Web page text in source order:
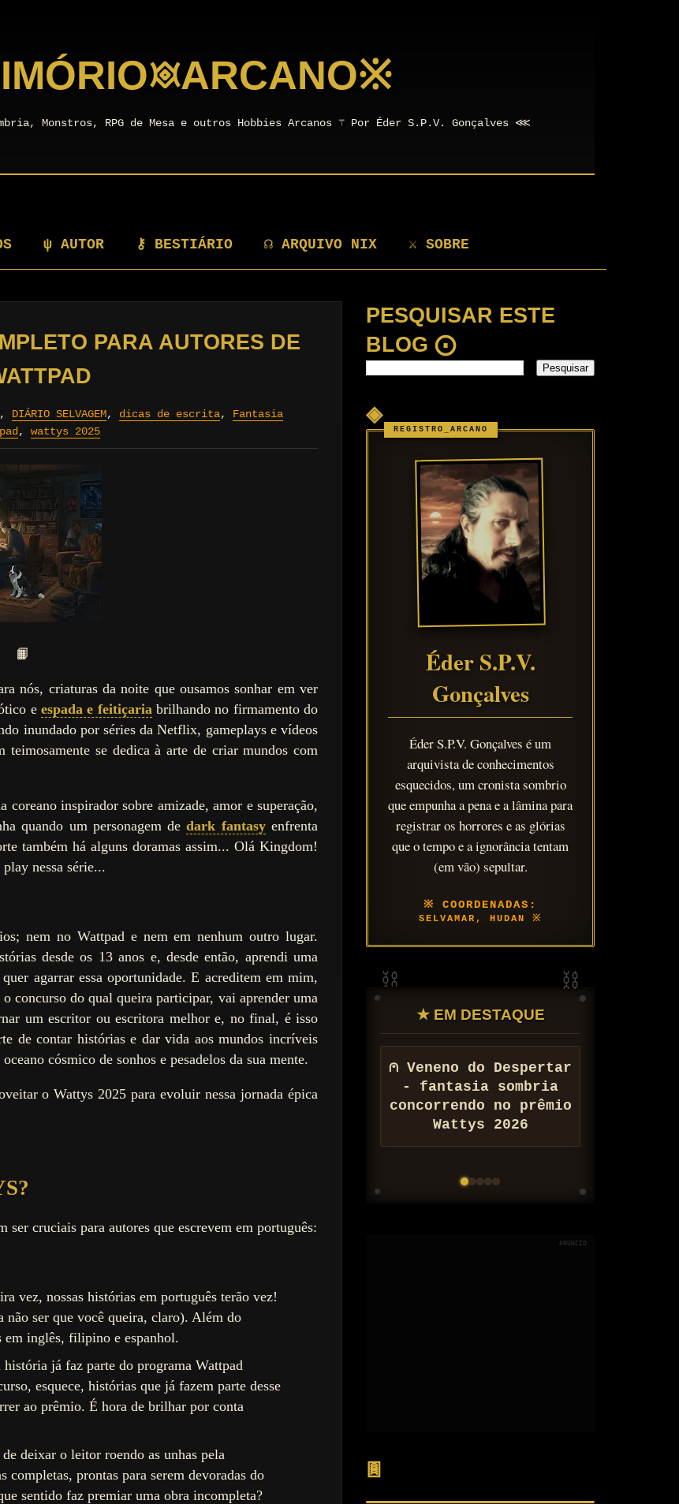
𖥜ARCANO※
Monstros, RPG de Mesa e outros Hobbies Arcanos ⚚ Por Éder S.P.V. Gonçalves ⋘
ψ AUTOR ⚷ BESTIÁRIO ☊ ARQUIVO NIX ⚔ SOBRE
PARA AUTORES DE
, DIÁRIO SELVAGEM, dicas de escrita, Fantasia
, wattys 2025
📙
criaturas da noite que ousamos sonhar em ver
e espada e feitiçariabrilhando no firmamento do
inundado por séries da Netflix, gameplays e vídeos
teimosamente se dedica à arte de criar mundos com
inspirador sobre amizade, amor e superação,
quando um personagem dedark fantasyenfrenta
também há alguns doramas assim... Olá Kingdom!
nessa série...
nem no Wattpad e nem em nenhum outro lugar.
desde os 13 anos e, desde então, aprendi uma
agarrar essa oportunidade. E acreditem em mim,
concurso do qual queira participar, vai aprender uma
um escritor ou escritora melhor e, no final, é isso
de contar histórias e dar vida aos mundos incríveis
cósmico de sonhos e pesadelos da sua mente.
o Wattys 2025 para evoluir nessa jornada épica
cruciais para autores que escrevem em português:
vez, nossas histórias em português terão vez!
ser que você queira, claro). Além do
em inglês, filipino e espanhol.
história já faz parte do programa Wattpad
esquece, histórias que já fazem parte desse
ao prêmio. É hora de brilhar por conta
de deixar o leitor roendo as unhas pela
prontas para serem devoradas do
sentido faz premiar uma obra incompleta?
PESQUISAR ESTE
BLOG ⨀
◈
Éder S.P.V.
Gonçalves
Éder S.P.V. Gonçalves é um
arquivista de conhecimentos
esquecidos, um cronista sombrio
que empunha a pena e a lâmina para
registrar os horrores e as glórias
que o tempo e a ignorância tentam
(em vão) sepultar.
SELVAMAR, HUDAN
★ EM DESTAQUE
⚠ Conheça Zona de
Barateamento
Populacional do
Arquivo Nix
ANÚNCIO
𖣍